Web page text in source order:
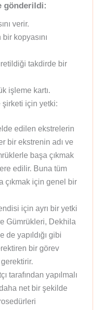
gönderildi:
verir.
kopyasını
takdirde bir
işleme kartı.
şirketi için yetki:
edilen ekstrelerin
bir ekstrenin adı ve
başa çıkmak
edilir. Buna tüm
çıkmak için genel bir
için ayrı bir yetki
Gümrükleri, Dekhila
de yapıldığı gibi
bir görev
tarafından yapılmalı
net bir şekilde